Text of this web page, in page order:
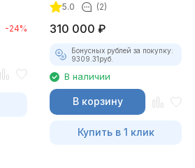
-24%
5.0 (2)
310 000 ₽
Бонусных рублей за покупку:
9309.31руб.
В наличии
В корзину
Купить в 1 клик